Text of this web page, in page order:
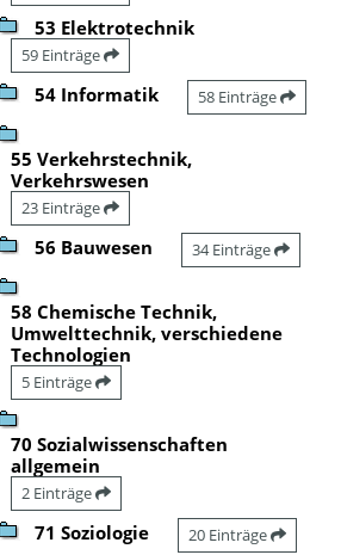
53 Elektrotechnik
59 Einträge
54 Informatik 58 Einträge
55 Verkehrstechnik,
Verkehrswesen
23 Einträge
56 Bauwesen 34 Einträge
58 Chemische Technik,
Umwelttechnik, verschiedene
Technologien
5 Einträge
70 Sozialwissenschaften
allgemein
2 Einträge
71 Soziologie 20 Einträge